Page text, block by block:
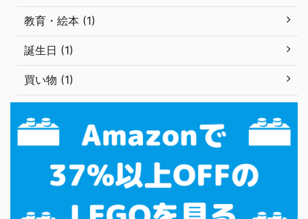
教育・絵本 (1)
誕生日 (1)
買い物 (1)